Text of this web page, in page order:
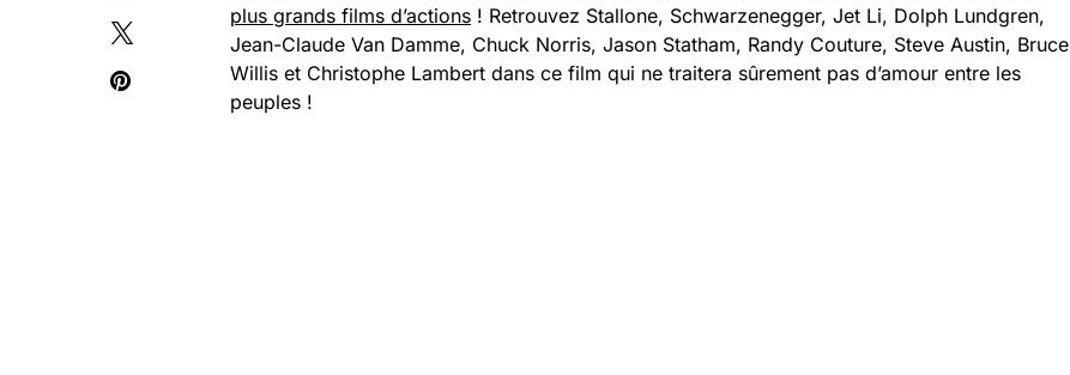
plus grands films d’actions ! Retrouvez Stallone, Schwarzenegger, Jet Li, Dolph Lundgren,
Jean-Claude Van Damme, Chuck Norris, Jason Statham, Randy Couture, Steve Austin, Bruce
Willis et Christophe Lambert dans ce film qui ne traitera sûrement pas d’amour entre les
peuples !